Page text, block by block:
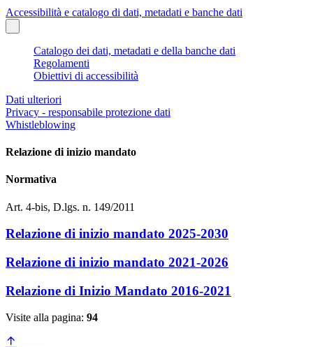
Accessibilità e catalogo di dati, metadati e banche dati
Catalogo dei dati, metadati e della banche dati
Regolamenti
Obiettivi di accessibilità
Dati ulteriori
Privacy - responsabile protezione dati
Whistleblowing
Relazione di inizio mandato
Normativa
Art. 4-bis, D.lgs. n. 149/2011
Relazione di inizio mandato 2025-2030
Relazione di inizio mandato 2021-2026
Relazione di Inizio Mandato 2016-2021
Visite alla pagina: 94